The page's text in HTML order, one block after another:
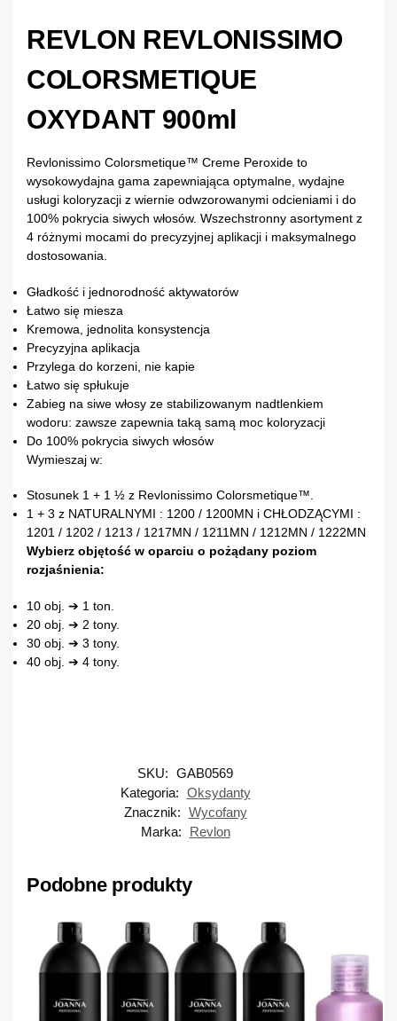
REVLON REVLONISSIMO
COLORSMETIQUE
OXYDANT 900ml
Revlonissimo Colorsmetique™ Creme Peroxide to
wysokowydajna gama zapewniająca optymalne, wydajne
usługi koloryzacji z wiernie odwzorowanymi odcieniami i do
100% pokrycia siwych włosów. Wszechstronny asortyment z
4 różnymi mocami do precyzyjnej aplikacji i maksymalnego
dostosowania.
Gładkość i jednorodność aktywatorów
Łatwo się miesza
Kremowa, jednolita konsystencja
Precyzyjna aplikacja
Przylega do korzeni, nie kapie
Łatwo się spłukuje
Zabieg na siwe włosy ze stabilizowanym nadtlenkiem
wodoru: zawsze zapewnia taką samą moc koloryzacji
Do 100% pokrycia siwych włosów
Wymieszaj w:
Stosunek 1 + 1 ½ z Revlonissimo Colorsmetique™.
1 + 3 z NATURALNYMI : 1200 / 1200MN i CHŁODZĄCYMI :
1201 / 1202 / 1213 / 1217MN / 1211MN / 1212MN / 1222MN
Wybierz objętość w oparciu o pożądany poziom
rozjaśnienia:
10 obj. ➔ 1 ton.
20 obj. ➔ 2 tony.
30 obj. ➔ 3 tony.
40 obj. ➔ 4 tony.
SKU: GAB0569
Kategoria: Oksydanty
Znacznik: Wycofany
Marka:
Revlon
Podobne produkty